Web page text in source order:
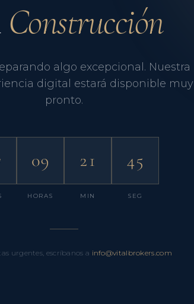
Construcción
algo excepcional. Nuestra
digital estará disponible muy
pronto.
09
HORAS
21
MIN
45
SEG
urgentes, escríbanos a info@vitalbrokers.com